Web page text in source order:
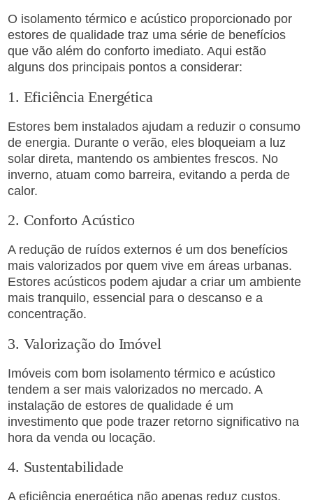
O isolamento térmico e acústico proporcionado por
estores de qualidade traz uma série de benefícios
que vão além do conforto imediato. Aqui estão
alguns dos principais pontos a considerar:
1. Eficiência Energética
Estores bem instalados ajudam a reduzir o consumo
de energia. Durante o verão, eles bloqueiam a luz
solar direta, mantendo os ambientes frescos. No
inverno, atuam como barreira, evitando a perda de
calor.
2. Conforto Acústico
A redução de ruídos externos é um dos benefícios
mais valorizados por quem vive em áreas urbanas.
Estores acústicos podem ajudar a criar um ambiente
mais tranquilo, essencial para o descanso e a
concentração.
3. Valorização do Imóvel
Imóveis com bom isolamento térmico e acústico
tendem a ser mais valorizados no mercado. A
instalação de estores de qualidade é um
investimento que pode trazer retorno significativo na
hora da venda ou locação.
4. Sustentabilidade
A eficiência energética não apenas reduz custos,